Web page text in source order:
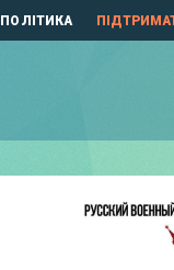
ПОЛІТИКА